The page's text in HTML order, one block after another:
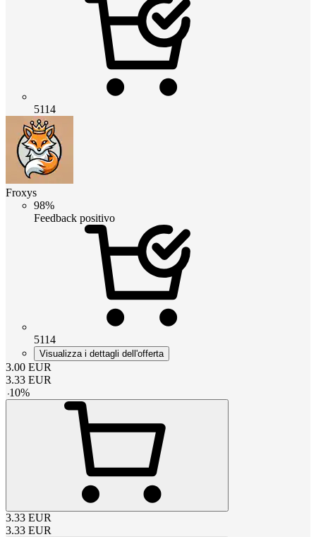
5114
Froxys
98%
Feedback positivo
5114
Visualizza i dettagli dell'offerta
3.00 EUR
3.33 EUR
-10%
3.33 EUR
3.33 EUR